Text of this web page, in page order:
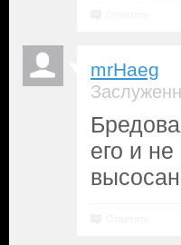
mrHaeg
его и